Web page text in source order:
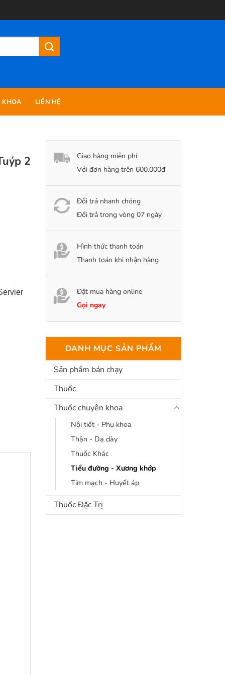
KHOA LIÊN HỆ
2
Giao hàng miễn phí
Với đơn hàng trên 600.000đ
Đổi trả nhanh chóng
Đổi trả trong vòng 07 ngày
Hình thức thanh toán
Thanh toán khi nhận hàng
Đặt mua hàng online
Gọi ngay
DANH MỤC SẢN PHẨM
Sản phẩm bán chạy
Thuốc
Thuốc chuyên khoa
Nội tiết - Phụ khoa
Thận - Dạ dày
Thuốc Khác
Tiểu đường - Xương khớp
Tim mạch - Huyết áp
Thuốc Đặc Trị